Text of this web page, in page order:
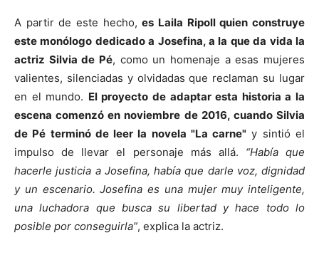
A partir de este hecho,es Laila Ripoll quien construye
este monólogo dedicado a Josefina, a la que da vida la
actriz Silvia de Pé, como un homenaje a esas mujeres
valientes, silenciadas y olvidadas que reclaman su lugar
en el mundo. El proyecto de adaptar esta historia a la
escena comenzó en noviembre de 2016, cuando Silvia
de Pé terminó de leer la novela "La carne" y sintió el
impulso de llevar el personaje más allá. “Había que
hacerle justicia a Josefina, había que darle voz, dignidad
y un escenario. Josefina es una mujer muy inteligente,
una luchadora que busca su libertad y hace todo lo
posible por conseguirla”, explica la actriz.